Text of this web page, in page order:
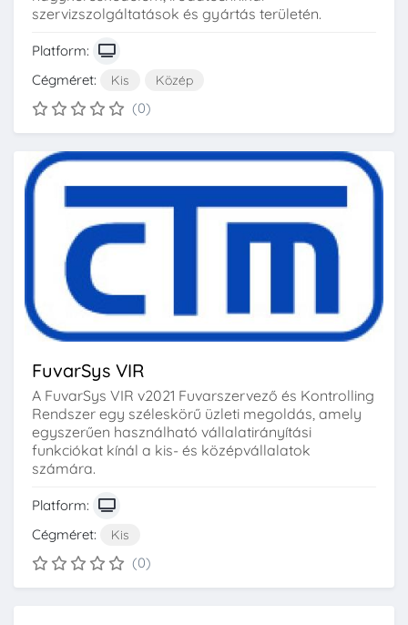
szervizszolgáltatások és gyártás területén.
Platform:
Cégméret:
Kis Közép
(0)
FuvarSys VIR
A FuvarSys VIR v2021 Fuvarszervező és Kontrolling
Rendszer egy széleskörű üzleti megoldás, amely
egyszerűen használható vállalatirányítási
funkciókat kínál a kis- és középvállalatok
számára.
Platform:
Cégméret:
Kis
(0)